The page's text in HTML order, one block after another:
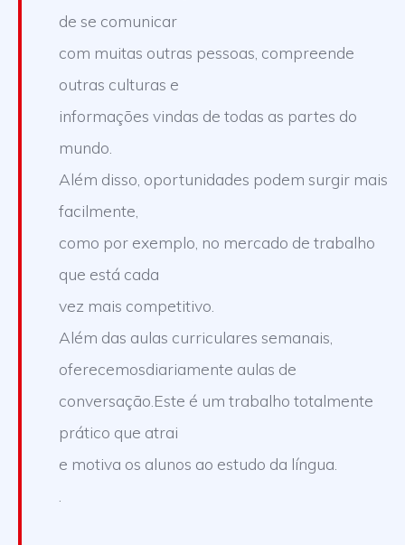
de se comunicar
com muitas outras pessoas, compreende
outras culturas e
informações vindas de todas as partes do
mundo.
Além disso, oportunidades podem surgir mais
facilmente,
como por exemplo, no mercado de trabalho
que está cada
vez mais competitivo.
Além das aulas curriculares semanais,
oferecemosdiariamente aulas de
conversação.Este é um trabalho totalmente
prático que atrai
e motiva os alunos ao estudo da língua.